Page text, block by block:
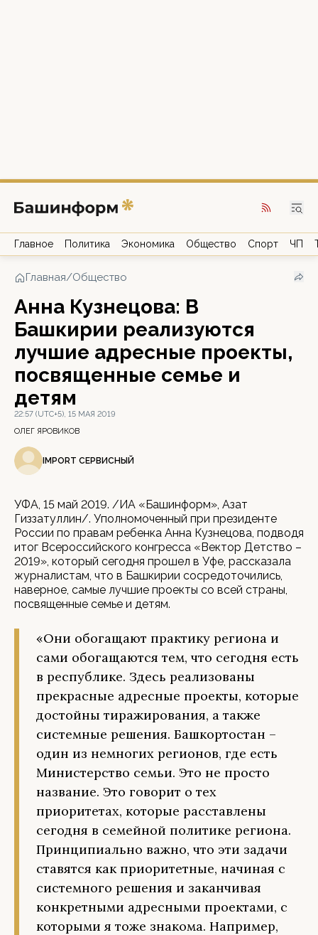
Главное Политика Экономика Общество Спорт ЧП
Главная/Общество
Анна Кузнецова: В
Башкирии реализуются
лучшие адресные проекты,
посвященные семье и
детям
22:57 (UTC+5), 15 МАЯ 2019
ОЛЕГ ЯРОВИКОВ
IMPORT СЕРВИСНЫЙ
УФА, 15 май 2019. /ИА «Башинформ», Азат
Гиззатуллин/. Уполномоченный при президенте
России по правам ребенка Анна Кузнецова, подводя
итог Всероссийского конгресса «Вектор Детство –
2019», который сегодня прошел в Уфе, рассказала
журналистам, что в Башкирии сосредоточились,
наверное, самые лучшие проекты со всей страны,
посвященные семье и детям.
«Они обогащают практику региона и
сами обогащаются тем, что сегодня есть
в республике. Здесь реализованы
прекрасные адресные проекты, которые
достойны тиражирования, а также
системные решения. Башкортостан –
один из немногих регионов, где есть
Министерство семьи. Это не просто
название. Это говорит о тех
приоритетах, которые расставлены
сегодня в семейной политике региона.
Принципиально важно, что эти задачи
ставятся как приоритетные, начиная с
системного решения и заканчивая
конкретными адресными проектами, с
которыми я тоже знакома. Например,